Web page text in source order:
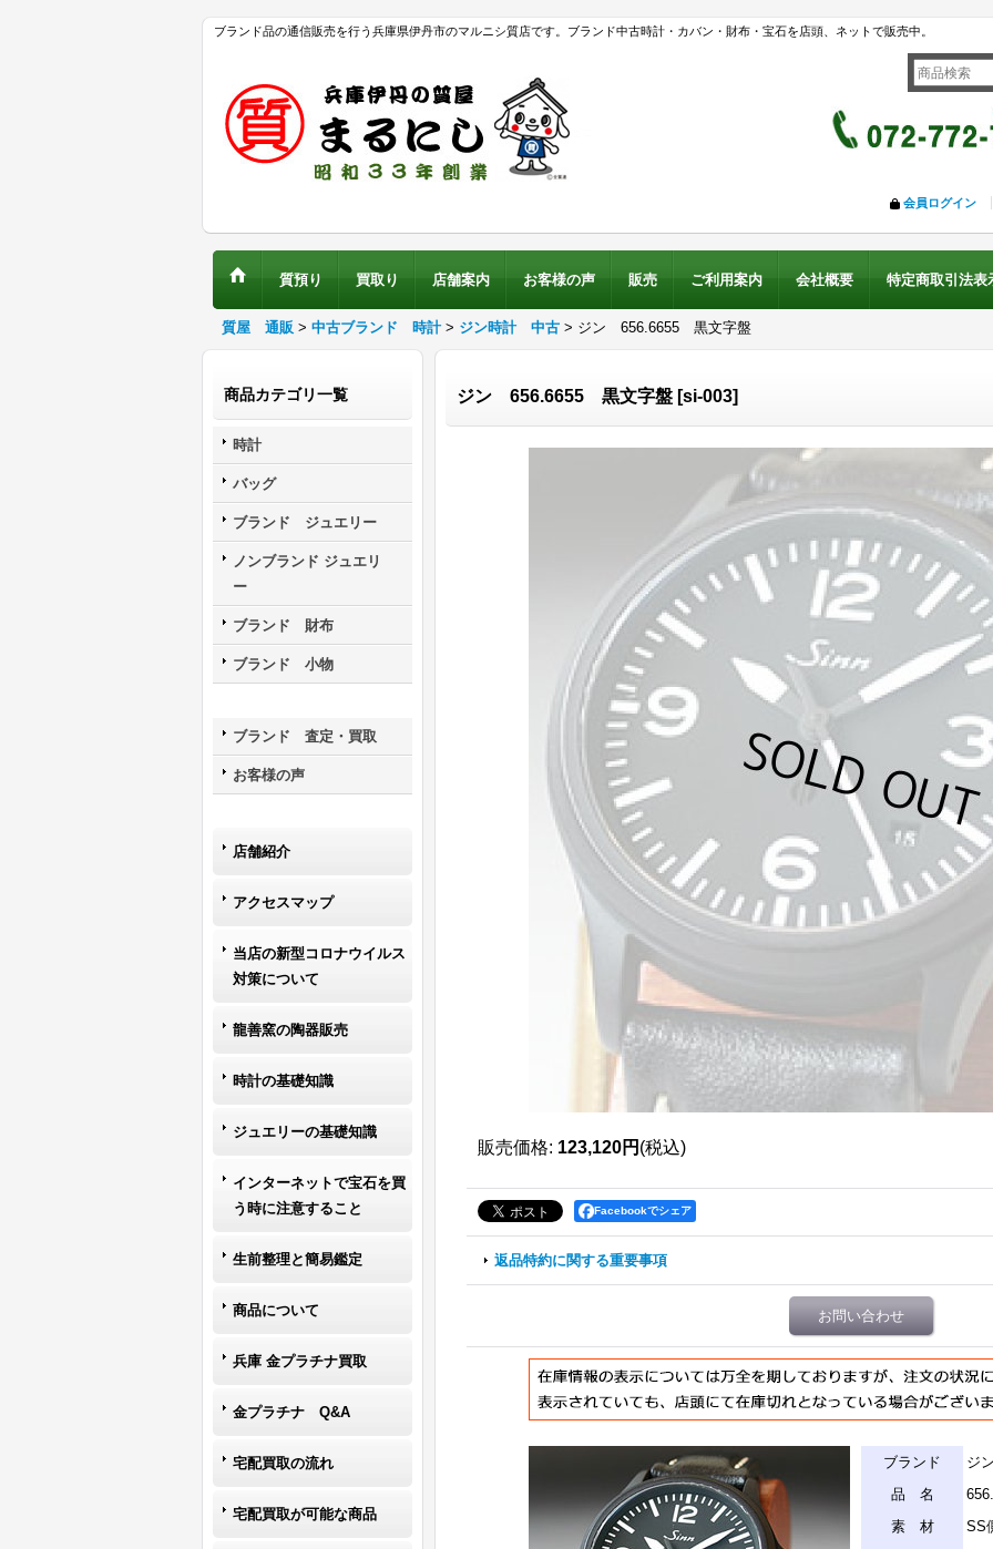
ブランド品の通信販売を行う兵庫県伊丹市のマルニシ質店です。ブランド中古時計・カバン・財布・宝石を店頭、ネットで販売中。
会員ログイン
質預り 買取り 店舗案内 お客様の声 販売 ご利用案内 会社概要 特定商取引法表
質屋 通販 > 中古ブランド 時計 > ジン時計 中古 > ジン 656.6655 黒文字盤
商品カテゴリ一覧
時計
バッグ
ブランド ジュエリー
ノンブランド ジュエリ
ー
ブランド 財布
ブランド 小物
ブランド 査定・買取
お客様の声
店舗紹介
アクセスマップ
当店の新型コロナウイルス
対策について
龍善窯の陶器販売
時計の基礎知識
ジュエリーの基礎知識
インターネットで宝石を買
う時に注意すること
生前整理と簡易鑑定
商品について
兵庫 金プラチナ買取
金プラチナ Q&A
宅配買取の流れ
宅配買取が可能な商品
ジン 656.6655 黒文字盤 [si-003]
販売価格: 123,120円 (税込)
Facebookでシェア
返品特約に関する重要事項
お問い合わせ
ブランド
ジ
品 名
素 材
SS